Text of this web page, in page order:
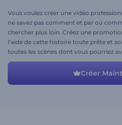
Vous voulez créer une vidéo
ne savez pas comment et par où
chercher plus loin. Créez une
l'aide de cette histoire toute prête et
toutes les scènes dont vous pourriez
de création de votre vidéo. N'hésitez
nécessaire et à répandre l'odeur du
Créer